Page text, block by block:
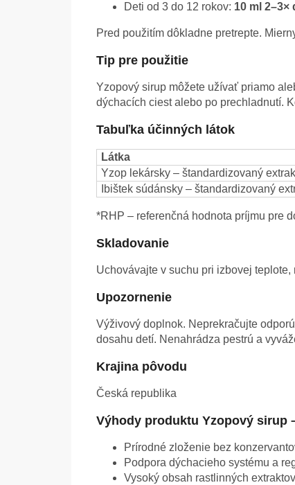
Deti od 3 do 12 rokov: 10 ml 2–3×
Pred použitím dôkladne pretrepte.
Tip pre použitie
Yzopový sirup môžete užívať priamo
dýchacích ciest alebo po prechladnutí.
Tabuľka účinných látok
Látka
Yzop lekársky – štandardizovaný
Ibištek súdánsky – štandardizovaný
*RHP – referenčná hodnota príjmu pre
Skladovanie
Uchovávajte v suchu pri izbovej
Upozornenie
Výživový doplnok. Neprekračujte
dosahu detí. Nenahrádza pestrú a
Krajina pôvodu
Česká republika
Výhody produktu Yzopový sirup
Prírodné zloženie bez
Podpora dýchacieho systému a
Vysoký obsah rastlinných extraktov